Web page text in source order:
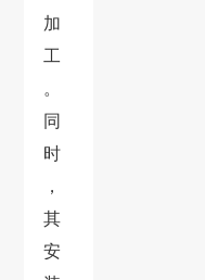
加
工
。
同
时
，
其
安